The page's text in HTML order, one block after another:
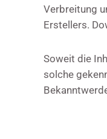
Verbreitung
Erstellers.
Soweit die
solche